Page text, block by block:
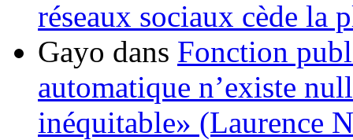
réseaux sociaux cède la
Gayo dans Fonction
automatique n’existe
inéquitable» (Laurence